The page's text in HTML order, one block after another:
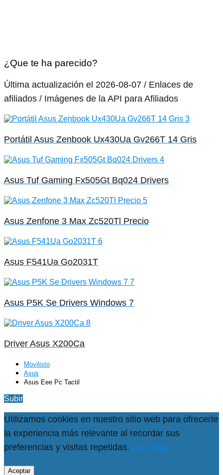
¿Que te ha parecido?
Última actualización el 2026-08-07 / Enlaces de
afiliados / Imágenes de la API para Afiliados
Portátil Asus Zenbook Ux430Ua Gv266T 14 Gris
Asus Tuf Gaming Fx505Gt Bq024 Drivers
Asus Zenfone 3 Max Zc520Tl Precio
Asus F541Ua Go2031T
Asus P5K Se Drivers Windows 7
Driver Asus X200Ca
Movilisto
Asus
Asus Eee Pc Tactil
Subir
Utilizamos cookies en nuestro sitio web para ofrecerle
la experiencia más relevante al recordar sus
preferencias y visitas repetidas. Leer Más
Aceptar